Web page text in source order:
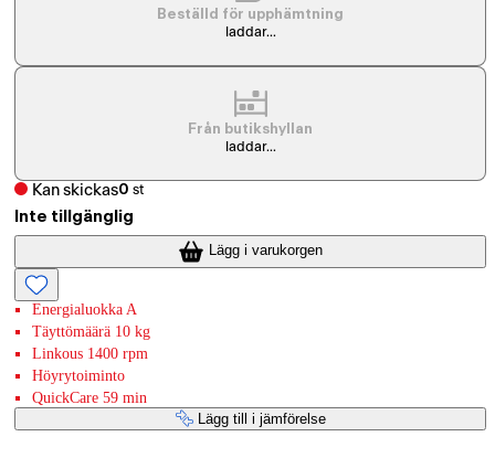
Beställd för upphämtning
laddar...
Från butikshyllan
laddar...
Kan skickas0 st
Inte tillgänglig
Lägg i varukorgen
Energialuokka A
Täyttömäärä 10 kg
Linkous 1400 rpm
Höyrytoiminto
QuickCare 59 min
Lägg till i jämförelse